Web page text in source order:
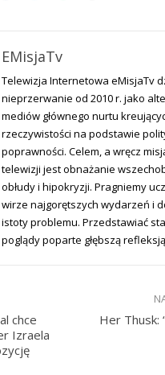
EMisjaTv
Telewizja Internetowa eMisjaTv
nieprzerwanie od 2010 r. jako
mediów głównego nurtu
rzeczywistości na podstawie
poprawności. Celem, a wręcz
telewizji jest obnażanie
obłudy i hipokryzji. Pragniemy
wirze najgorętszych wydarzeń i
istoty problemu. Przedstawiać
poglądy poparte głębszą
chce
Izraela
Her Thusk: